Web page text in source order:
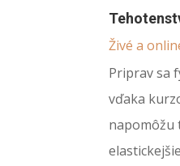
Živé a
Priprav sa
vďaka
napomôžu